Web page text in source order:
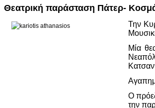
Θεατρική παράσταση Πάτερ-
Την
Μία
Ο
την